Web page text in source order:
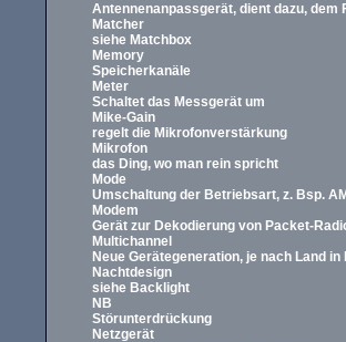
Antennenanpassgerät, dient dazu,
Matcher
siehe Matchbox
Memory
Speicherkanäle
Meter
Schaltet das Messgerät um
Mike-Gain
regelt die Mikrofonverstärkung
Mikrofon
das Ding, wo man rein spricht
Mode
Umschaltung der Betriebsart, z. Bsp.
Modem
Gerät zur Dekodierung von Packet-
Multichannel
Neue Gerätegeneration, je nach Land
Nachtdesign
siehe Backlight
NB
Störunterdrückung
Netzgerät